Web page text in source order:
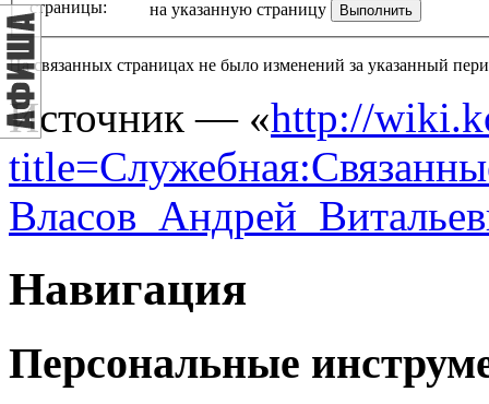
страницы:
на указанную страницу
На связанных страницах не было изменений за указанный
Источник — «http://
Навигация
Персональные